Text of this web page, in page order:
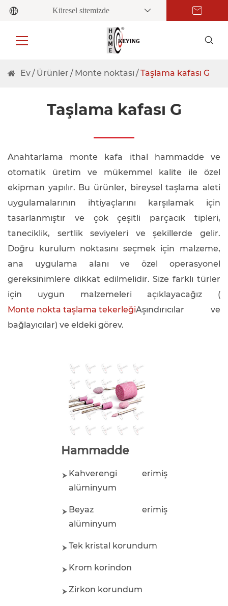
Küresel sitemizde
Ev Ürünler Monte noktası Taşlama kafası G
Taşlama kafası G
Anahtarlama monte kafa ithal hammadde ve
otomatik üretim ve mükemmel kalite ile özel
ekipman yapılır. Bu ürünler, bireysel taşlama aleti
uygulamalarının ihtiyaçlarını karşılamak için
tasarlanmıştır ve çok çeşitli parçacık tipleri,
taneciklik, sertlik seviyeleri ve şekillerde gelir.
Doğru kurulum noktasını seçmek için malzeme,
ana uygulama alanı ve özel operasyonel
gereksinimlere dikkat edilmelidir. Size farklı türler
için uygun malzemeleri açıklayacağız (
Monte nokta taşlama tekerleğiAşındırıcılar ve
bağlayıcılar) ve eldeki görev.
Hammadde
Kahverengi erimiş
alüminyum
Beyaz erimiş
alüminyum
Tek kristal korundum
Krom korindon
Zirkon korundum